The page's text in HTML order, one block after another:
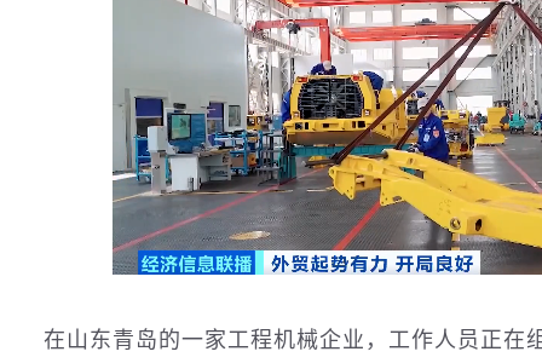
在山东青岛的一家工程机械企业，工作人员正在